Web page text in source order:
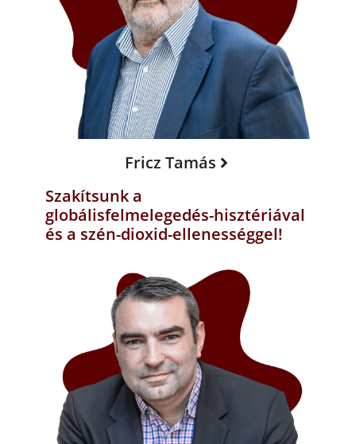
Fricz Tamás
Szakítsunk a
globálisfelmelegedés-hisztériával
és a szén-dioxid-ellenességgel!